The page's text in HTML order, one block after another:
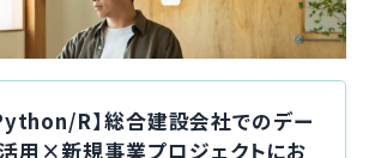
探す
R】総合建設会社でのデー
用×新規事業プロジェクトにお